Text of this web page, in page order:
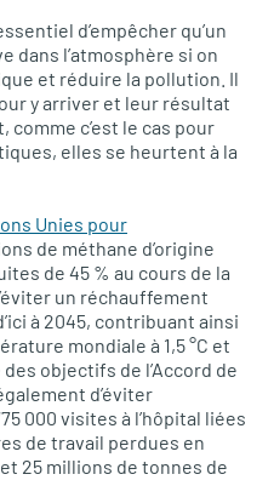
d’empêcher qu’un
dans l’atmosphère si on
et réduire la pollution. Il
y arriver et leur résultat
c’est le cas pour
elles se heurtent à la
Unies pour
de méthane d’origine
de 45 % au cours de la
un réchauffement
à 2045, contribuant ainsi
mondiale à 1,5 °C et
objectifs de l’Accord de
d’éviter
000 visites à l’hôpital liées
de travail perdues en
25 millions de tonnes de